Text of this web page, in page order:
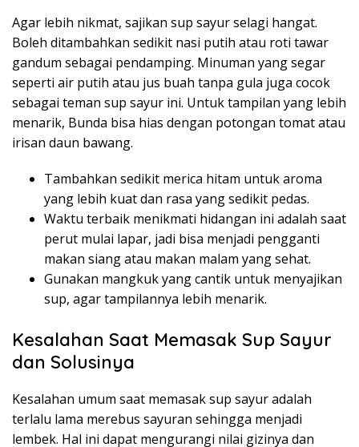
Agar lebih nikmat, sajikan sup sayur selagi hangat.
Boleh ditambahkan sedikit nasi putih atau roti tawar
gandum sebagai pendamping. Minuman yang segar
seperti air putih atau jus buah tanpa gula juga cocok
sebagai teman sup sayur ini. Untuk tampilan yang lebih
menarik, Bunda bisa hias dengan potongan tomat atau
irisan daun bawang.
Tambahkan sedikit merica hitam untuk aroma
yang lebih kuat dan rasa yang sedikit pedas.
Waktu terbaik menikmati hidangan ini adalah saat
perut mulai lapar, jadi bisa menjadi pengganti
makan siang atau makan malam yang sehat.
Gunakan mangkuk yang cantik untuk menyajikan
sup, agar tampilannya lebih menarik.
Kesalahan Saat Memasak Sup Sayur
dan Solusinya
Kesalahan umum saat memasak sup sayur adalah
terlalu lama merebus sayuran sehingga menjadi
lembek. Hal ini dapat mengurangi nilai gizinya dan